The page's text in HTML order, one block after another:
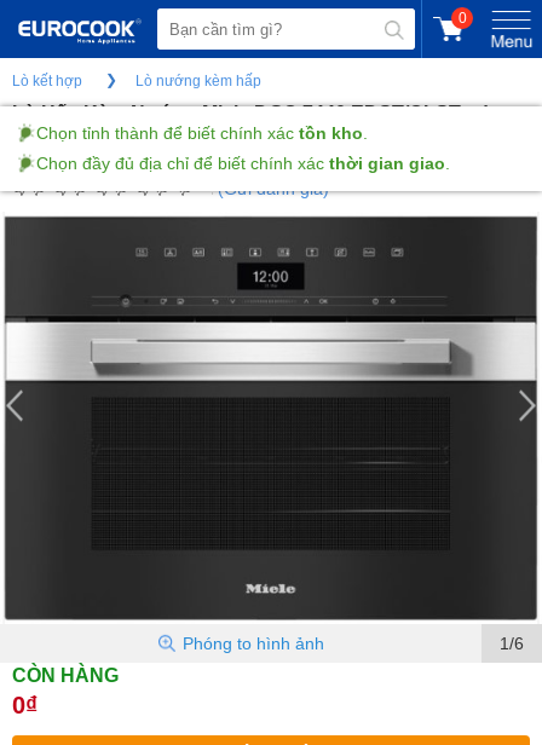
0
Lò kết hợp Lò nướng kèm hấp
Lò Hấp Kèm Nướng Miele DGC 7440 EDST/CLST - dung
tích 48L
(Gửi đánh giá)
1/6
Phóng to hình ảnh
CÒN HÀNG
0₫